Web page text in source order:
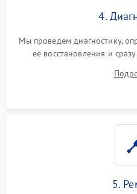
4.
Мы проведем диагностику,
ее восстановления и
5.